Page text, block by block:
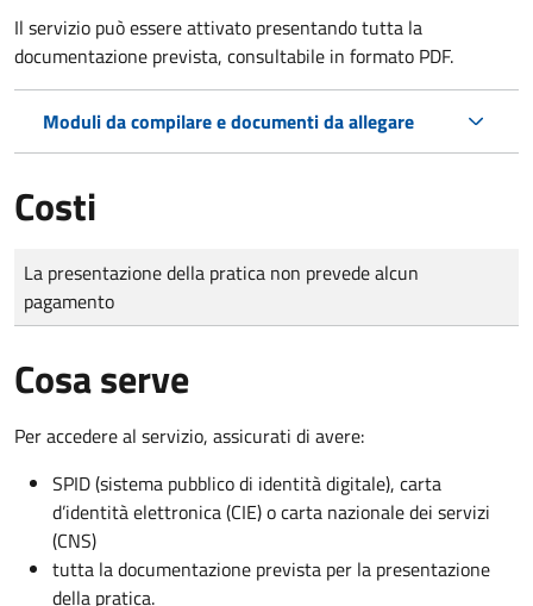
Il servizio può essere attivato presentando tutta la
documentazione prevista, consultabile in formato PDF.
Moduli da compilare e documenti da allegare
Costi
Tipo di pagamento
Importo
La presentazione della pratica non prevede alcun
pagamento
Cosa serve
Per accedere al servizio, assicurati di avere:
SPID (sistema pubblico di identità digitale), carta
d’identità elettronica (CIE) o carta nazionale dei servizi
(CNS)
tutta la documentazione prevista per la presentazione
della pratica.